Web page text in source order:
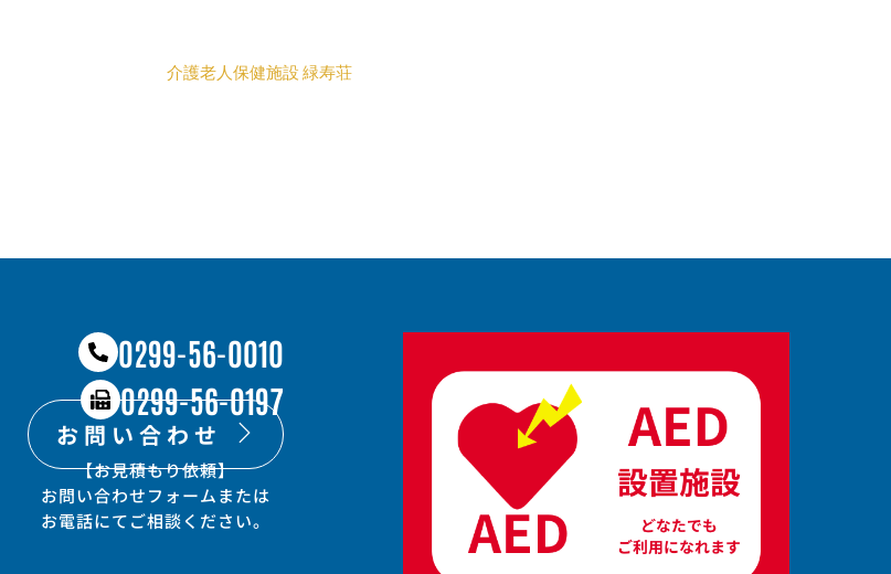
介護老人保健施設 緑寿荘
0299-56-0010
0299-56-0197
お問い合わせ
【お見積もり依頼】​
お問い合わせフォームまたは
​お電話にてご相談ください。